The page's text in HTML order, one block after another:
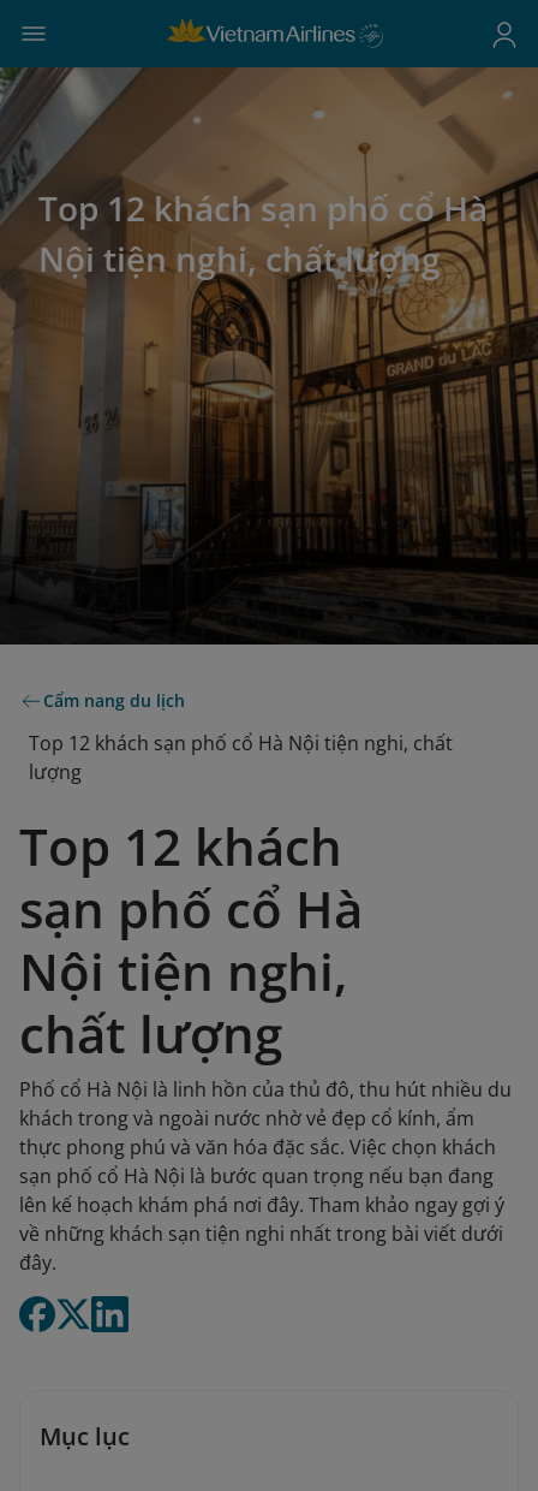
Top 12 khách sạn phố cổ Hà
Nội tiện nghi, chất lượng
Cẩm nang du lịch
Top 12 khách sạn phố cổ Hà Nội tiện nghi, chất
lượng
Top 12 khách
sạn phố cổ Hà
Nội tiện nghi,
chất lượng
Phố cổ Hà Nội là linh hồn của thủ đô, thu hút nhiều du
khách trong và ngoài nước nhờ vẻ đẹp cổ kính, ẩm
thực phong phú và văn hóa đặc sắc. Việc chọn khách
sạn phố cổ Hà Nội là bước quan trọng nếu bạn đang
lên kế hoạch khám phá nơi đây. Tham khảo ngay gợi ý
về những khách sạn tiện nghi nhất trong bài viết dưới
đây.
Mục lục